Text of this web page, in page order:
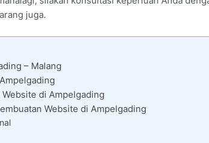
juga.
– Malang
di Ampelgading
Website di Ampelgading